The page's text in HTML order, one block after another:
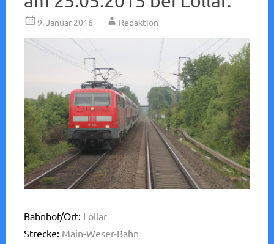
9. Januar 2016 Redaktion
Bahnhof/Ort: Lollar
Strecke: Main-Weser-Bahn